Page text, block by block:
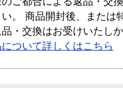
い。 商品開封後、または
・交換はお受けいたし
ついて詳しくはこちら